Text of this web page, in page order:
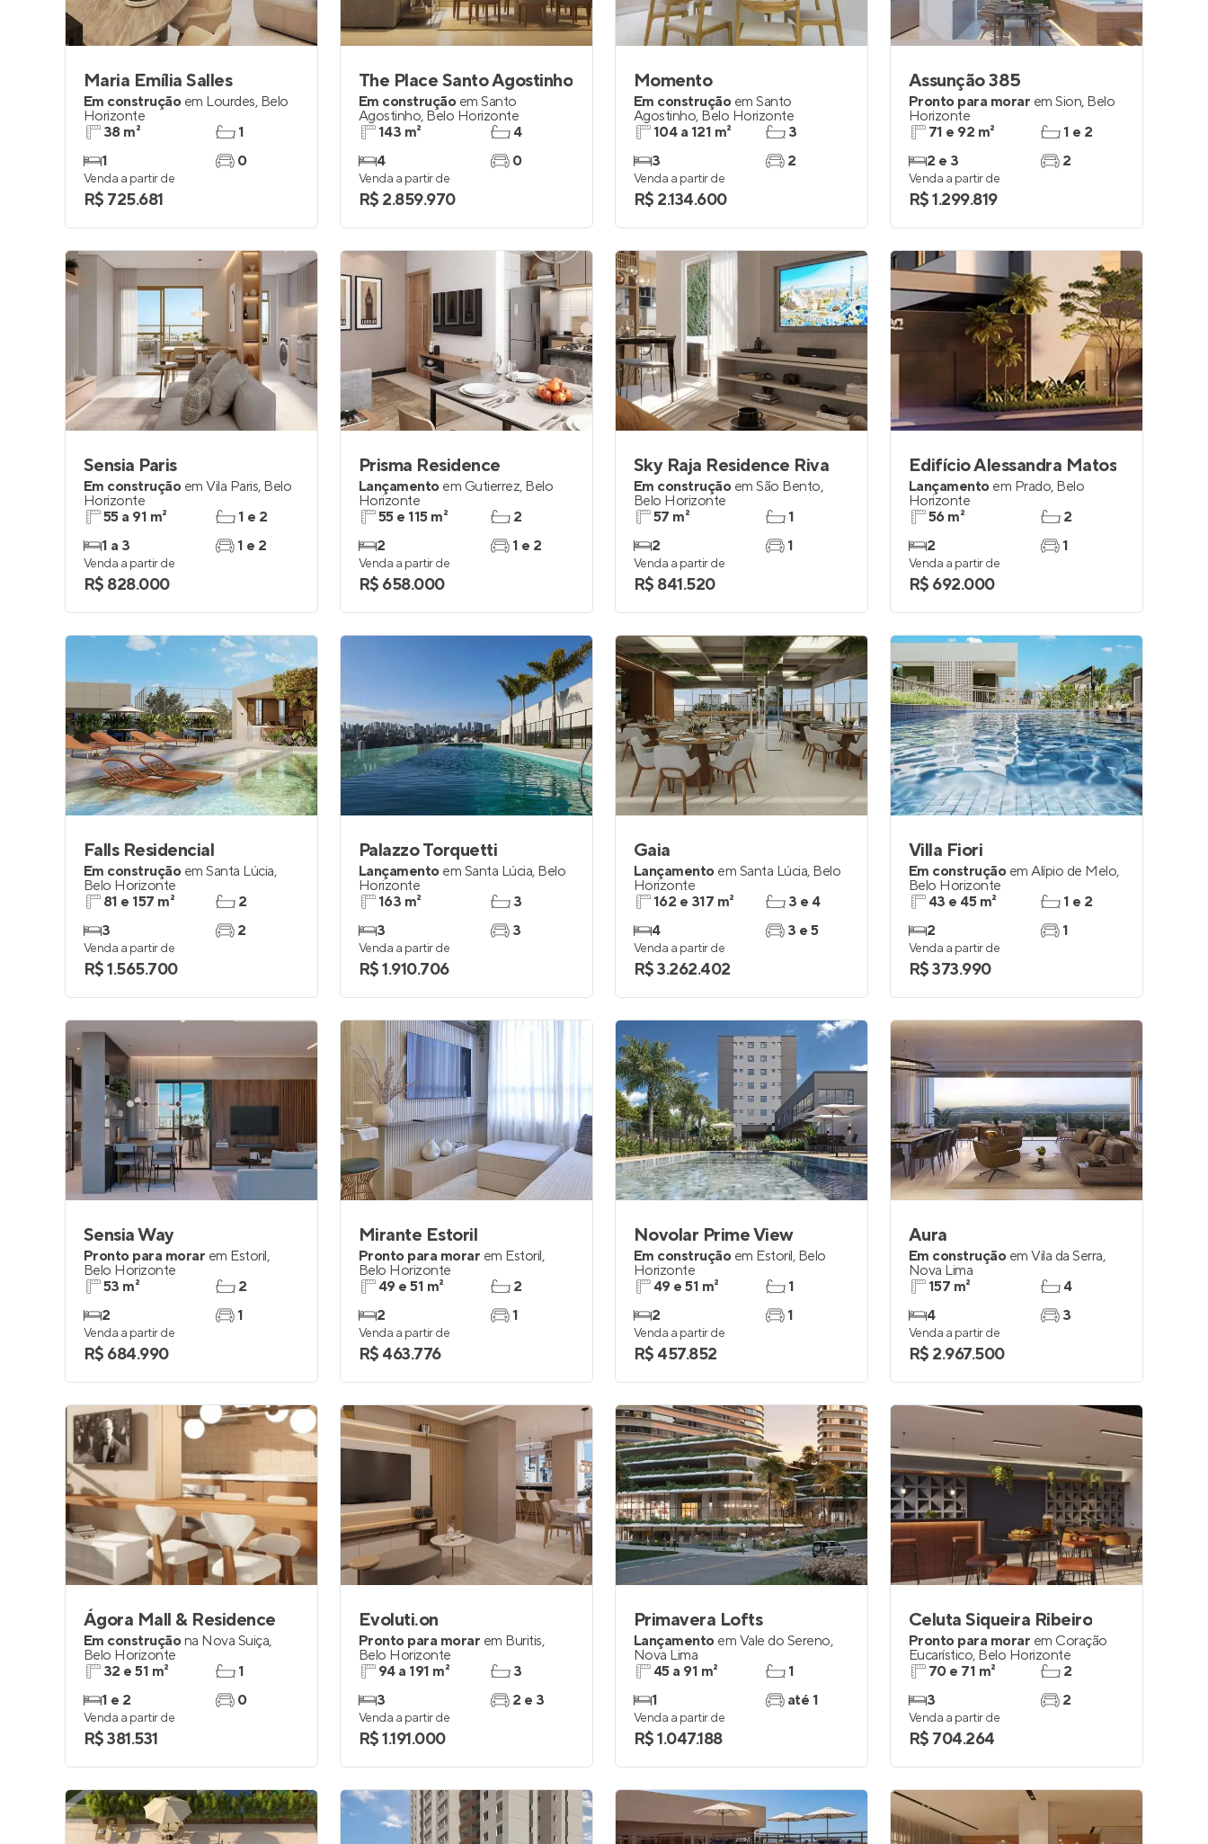
Maria Emília Salles
Em construção em Lourdes, Belo
Horizonte
38 m²
1
1
0
Venda a partir de
R$ 725.681
The Place Santo Agostinho
Em construção em Santo
Agostinho, Belo Horizonte
143 m²
4
4
0
Venda a partir de
R$ 2.859.970
Momento
Em construção em Santo
Agostinho, Belo Horizonte
104 a 121 m²
3
3
2
Venda a partir de
R$ 2.134.600
Assunção 385
Pronto para morar em Sion, Belo
Horizonte
71 e 92 m²
2 e 3
1 e 2
2
Venda a partir de
R$ 1.299.819
Sensia Paris
Em construção em Vila Paris, Belo
Horizonte
55 a 91 m²
1 a 3
1 e 2
1 e 2
Venda a partir de
R$ 828.000
Prisma Residence
Lançamento em Gutierrez, Belo
Horizonte
55 e 115 m²
2
2
1 e 2
Venda a partir de
R$ 658.000
Sky Raja Residence Riva
Em construção em São Bento,
Belo Horizonte
57 m²
2
1
1
Venda a partir de
R$ 841.520
Edifício Alessandra Matos
Lançamento em Prado, Belo
Horizonte
56 m²
2
2
1
Venda a partir de
R$ 692.000
Falls Residencial
Em construção em Santa Lúcia,
Belo Horizonte
81 e 157 m²
3
2
2
Venda a partir de
R$ 1.565.700
Palazzo Torquetti
Lançamento em Santa Lúcia, Belo
Horizonte
163 m²
3
3
3
Venda a partir de
R$ 1.910.706
Gaia
Lançamento em Santa Lúcia, Belo
Horizonte
162 e 317 m²
4
3 e 4
3 e 5
Venda a partir de
R$ 3.262.402
Villa Fiori
Em construção em Alípio de Melo,
Belo Horizonte
43 e 45 m²
2
1 e 2
1
Venda a partir de
R$ 373.990
Sensia Way
Pronto para morar em Estoril,
Belo Horizonte
53 m²
2
2
1
Venda a partir de
R$ 684.990
Mirante Estoril
Pronto para morar em Estoril,
Belo Horizonte
49 e 51 m²
2
2
1
Venda a partir de
R$ 463.776
Novolar Prime View
Em construção em Estoril, Belo
Horizonte
49 e 51 m²
2
1
1
Venda a partir de
R$ 457.852
Aura
Em construção em Vila da Serra,
Nova Lima
157 m²
4
4
3
Venda a partir de
R$ 2.967.500
Ágora Mall & Residence
Em construçãona Nova Suiça,
Belo Horizonte
32 e 51 m²
1 e 2
1
0
Venda a partir de
R$ 381.531
Evoluti.on
Pronto para morar em Buritis,
Belo Horizonte
94 a 191 m²
3
3
2 e 3
Venda a partir de
R$ 1.191.000
Primavera Lofts
Lançamento em Vale do Sereno,
Nova Lima
45 a 91 m²
1
1
até 1
Venda a partir de
R$ 1.047.188
Celuta Siqueira Ribeiro
Pronto para morar em Coração
Eucarístico, Belo Horizonte
70 e 71 m²
3
2
2
Venda a partir de
R$ 704.264